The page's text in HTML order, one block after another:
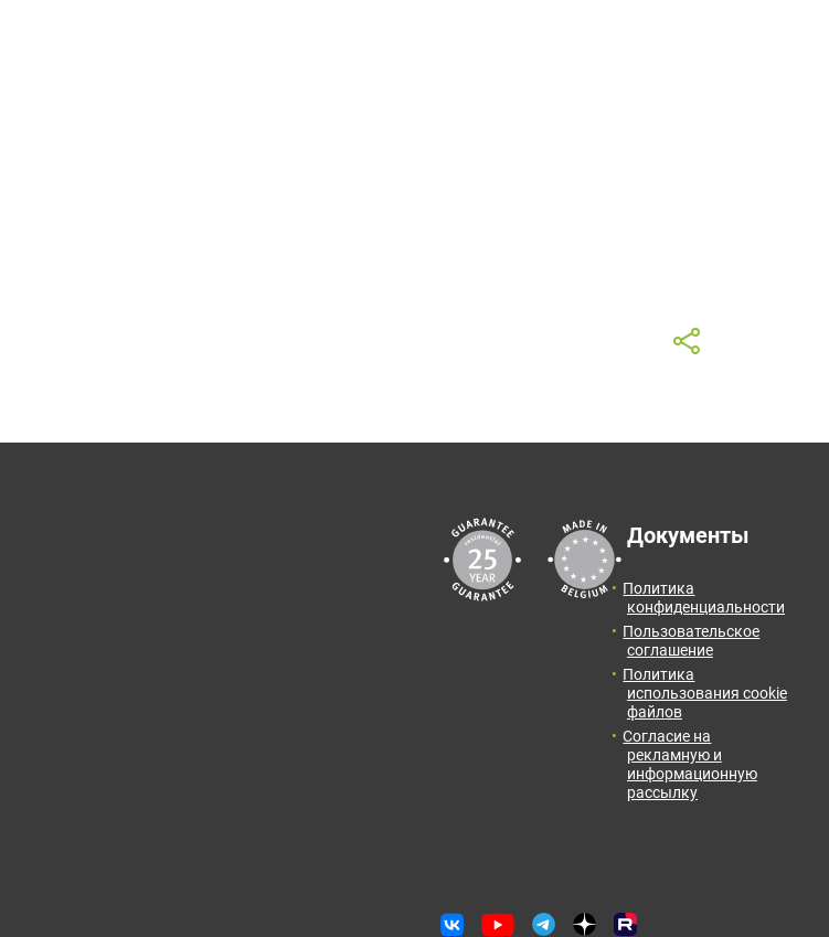
Документы
Политика
конфиденциальности
Пользовательское
соглашение
Политика
использования cookie
файлов
Согласие на
рекламную и
информационную
рассылку